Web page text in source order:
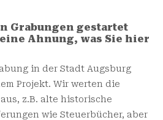
Grabungen gestartet
Ahnung, was Sie hier
in der Stadt Augsburg
Projekt. Wir werten die
z.B. alte historische
wie Steuerbücher, aber